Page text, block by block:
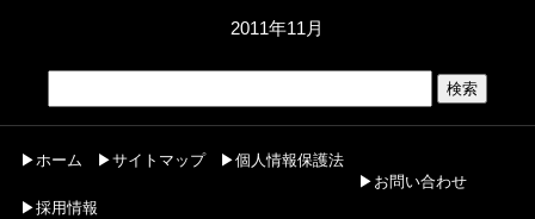
2011年11月
▶ホーム ▶サイトマップ
▶個人情報保護法
▶お問い合わせ
▶採用情報